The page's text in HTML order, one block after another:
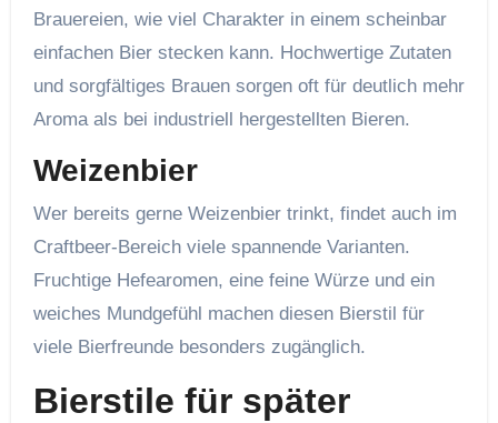
Brauereien, wie viel Charakter in einem scheinbar
einfachen Bier stecken kann. Hochwertige Zutaten
und sorgfältiges Brauen sorgen oft für deutlich mehr
Aroma als bei industriell hergestellten Bieren.
Weizenbier
Wer bereits gerne Weizenbier trinkt, findet auch im
Craftbeer-Bereich viele spannende Varianten.
Fruchtige Hefearomen, eine feine Würze und ein
weiches Mundgefühl machen diesen Bierstil für
viele Bierfreunde besonders zugänglich.
Bierstile für später